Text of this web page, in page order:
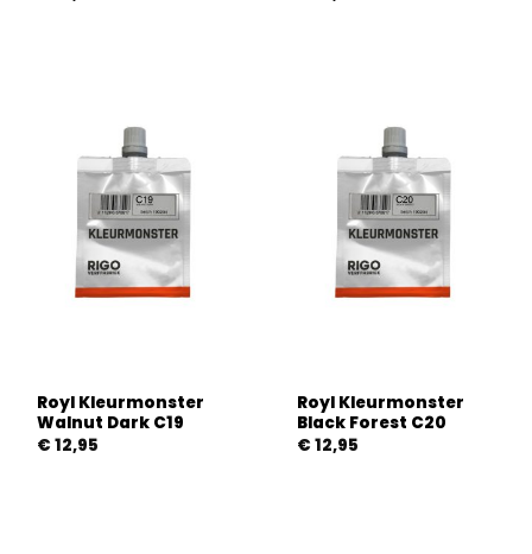
Royl Kleurmonster
Walnut Dark C19
€ 12,95
Royl Kleurmonster
Black Forest C20
€ 12,95